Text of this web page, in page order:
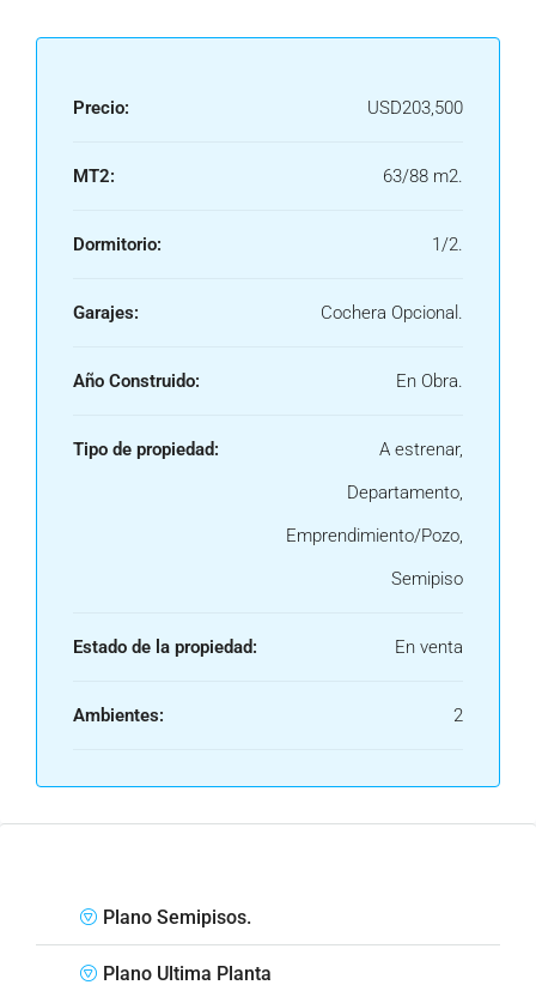
Precio: USD203,500
MT2: 63/88 m2.
Dormitorio: 1/2.
Garajes: Cochera Opcional.
Año Construido: En Obra.
Tipo de propiedad:
A estrenar,
Departamento,
Emprendimiento/Pozo,
Semipiso
Estado de la propiedad: En venta
Ambientes: 2
Plano Semipisos.
Plano Ultima Planta